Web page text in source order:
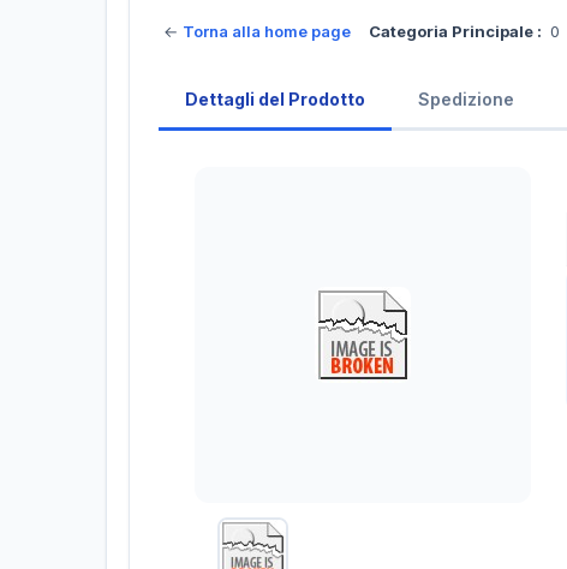
← Torna alla home page Categoria Principale : 0
Dettagli del Prodotto Spedizione